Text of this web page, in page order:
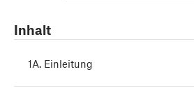
Inhalt
1A. Einleitung